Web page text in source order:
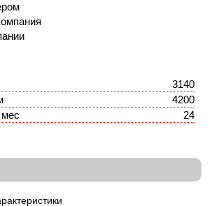
3140
4200
мес
24